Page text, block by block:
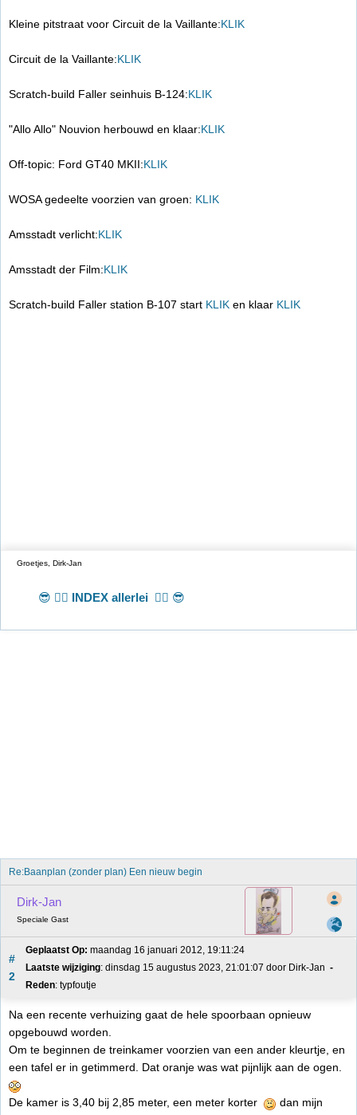
Kleine pitstraat voor Circuit de la Vaillante:KLIK
Circuit de la Vaillante:KLIK
Scratch-build Faller seinhuis B-124:KLIK
"Allo Allo" Nouvion herbouwd en klaar:KLIK
Off-topic: Ford GT40 MKII:KLIK
WOSA gedeelte voorzien van groen: KLIK
Amsstadt verlicht:KLIK
Amsstadt der Film:KLIK
Scratch-build Faller station B-107 start KLIK en klaar KLIK
Groetjes, Dirk-Jan
😎 👉🏻 INDEX allerlei 👈🏻 😎
Re:Baanplan (zonder plan) Een nieuw begin
Dirk-Jan
Speciale Gast
#
2
Geplaatst Op: maandag 16 januari 2012, 19:11:24
Laatste wijziging: dinsdag 15 augustus 2023, 21:01:07 door Dirk-Jan
Reden: typfoutje
Na een recente verhuizing gaat de hele spoorbaan opnieuw
opgebouwd worden.
Om te beginnen de treinkamer voorzien van een ander kleurtje, en
een tafel er in getimmerd. Dat oranje was wat pijnlijk aan de ogen.
De kamer is 3,40 bij 2,85 meter, een meter korter
dan mijn